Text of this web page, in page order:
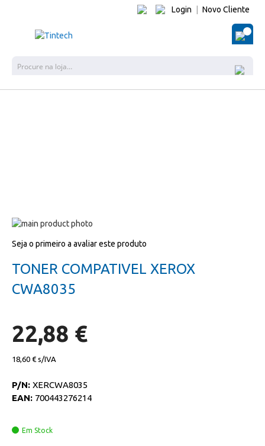
Login Novo Cliente
O
Salte
o
galeria
de
para
início
da
galeria
Seja o primeiro a avaliar este produto
TONER COMPATIVEL XEROX
CWA8035
22,88 €
18,60 €
P/N: XERCWA8035
EAN: 700443276214
Em Stock